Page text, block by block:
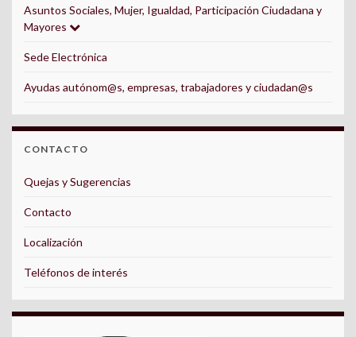
Asuntos Sociales, Mujer, Igualdad, Participación Ciudadana y
Mayores
Sede Electrónica
Ayudas autónom@s, empresas, trabajadores y ciudadan@s
CONTACTO
Quejas y Sugerencias
Contacto
Localización
Teléfonos de interés